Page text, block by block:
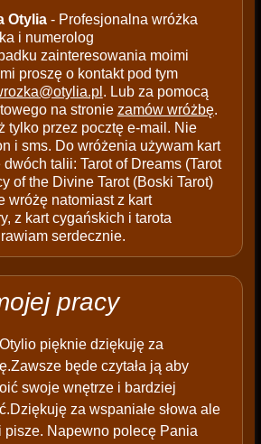
Otylia- Profesjonalna wróżka
i numerolog
zainteresowania moimi
proszę o kontakt pod tym
. Lub za pomocą
na stronie zamów wróżbę.
tylko przez pocztę e-mail. Nie
i sms. Do wróżenia używam kart
dwóch talii: Tarot of Dreams (Tarot
of the Divine Tarot (Boski Tarot)
wróżę natomiast z kart
z kart cygańskich i tarota
serdecznie.
pracy
pięknie dziękuję za
będe czytała ją aby
swoje wnętrze i bardziej
za wspaniałe słowa ale
pisze. Napewno polecę Pania